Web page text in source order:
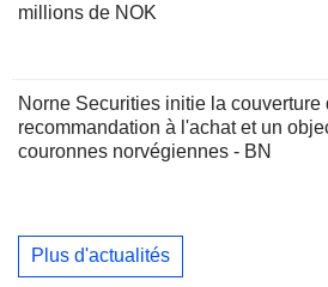
millions de NOK
Norne Securities initie la couverture
recommandation à l'achat et un
couronnes norvégiennes - BN
Plus d'actualités